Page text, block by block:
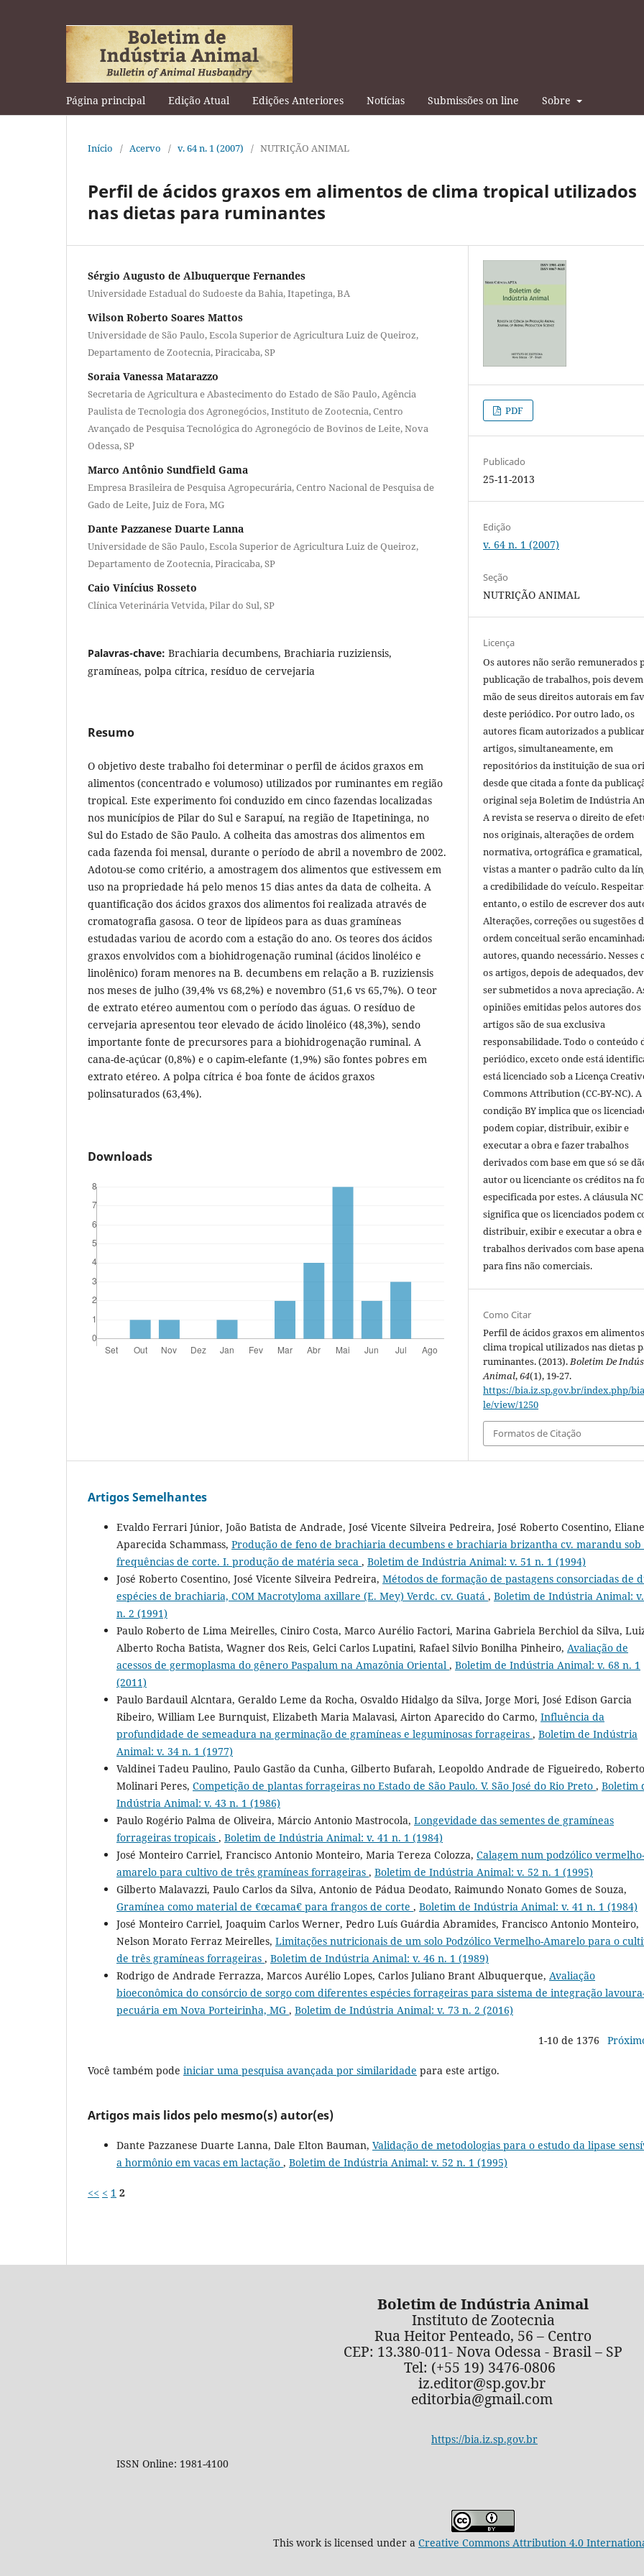
Página principal Edição Atual Edições Anteriores Notícias Submissões on line Sobre
Início / Acervo / v. 64 n. 1 (2007) / NUTRIÇÃO ANIMAL
Perfil de ácidos graxos em alimentos de clima tropical utilizados
nas dietas para ruminantes
Sérgio Augusto de Albuquerque Fernandes
Universidade Estadual do Sudoeste da Bahia, Itapetinga, BA
Wilson Roberto Soares Mattos
Universidade de São Paulo, Escola Superior de Agricultura Luiz de Queiroz,
Departamento de Zootecnia, Piracicaba, SP
Soraia Vanessa Matarazzo
Secretaria de Agricultura e Abastecimento do Estado de São Paulo, Agência
Paulista de Tecnologia dos Agronegócios, Instituto de Zootecnia, Centro
Avançado de Pesquisa Tecnológica do Agronegócio de Bovinos de Leite, Nova
Odessa, SP
Marco Antônio Sundfield Gama
Empresa Brasileira de Pesquisa Agropecurária, Centro Nacional de Pesquisa de
Gado de Leite, Juiz de Fora, MG
Dante Pazzanese Duarte Lanna
Universidade de São Paulo, Escola Superior de Agricultura Luiz de Queiroz,
Departamento de Zootecnia, Piracicaba, SP
Caio Vinícius Rosseto
Clínica Veterinária Vetvida, Pilar do Sul, SP
Palavras-chave: Brachiaria decumbens, Brachiaria ruziziensis,
gramíneas, polpa cítrica, resíduo de cervejaria
Resumo
O objetivo deste trabalho foi determinar o perfil de ácidos graxos em
alimentos (concentrado e volumoso) utilizados por ruminantes em região
tropical. Este experimento foi conduzido em cinco fazendas localizadas
nos municípios de Pilar do Sul e Sarapuí, na região de Itapetininga, no
Sul do Estado de São Paulo. A colheita das amostras dos alimentos em
cada fazenda foi mensal, durante o período de abril a novembro de 2002.
Adotou-se como critério, a amostragem dos alimentos que estivessem em
uso na propriedade há pelo menos 15 dias antes da data de colheita. A
quantificação dos ácidos graxos dos alimentos foi realizada através de
cromatografia gasosa. O teor de lipídeos para as duas gramíneas
estudadas variou de acordo com a estação do ano. Os teores dos ácidos
graxos envolvidos com a biohidrogenação ruminal (ácidos linoléico e
linolênico) foram menores na B. decumbens em relação a B. ruziziensis
nos meses de julho (39,4% vs 68,2%) e novembro (51,6 vs 65,7%). O teor
de extrato etéreo aumentou com o período das águas. O resíduo de
cervejaria apresentou teor elevado de ácido linoléico (48,3%), sendo
importante fonte de precursores para a biohidrogenação ruminal. A
cana-de-açúcar (0,8%) e o capim-elefante (1,9%) são fontes pobres em
extrato etéreo. A polpa cítrica é boa fonte de ácidos graxos
polinsaturados (63,4%).
Downloads
PDF
Publicado
25-11-2013
Edição
v. 64 n. 1 (2007)
Seção
NUTRIÇÃO ANIMAL
Licença
Os autores não serão remunerados
publicação de trabalhos, pois
mão de seus direitos autorais em
deste periódico. Por outro lado, os
autores ficam autorizados a
artigos, simultaneamente, em
repositórios da instituição de sua
desde que citada a fonte da
original seja Boletim de Indústria
A revista se reserva o direito de
nos originais, alterações de ordem
normativa, ortográfica e gramatical,
vistas a manter o padrão culto da
a credibilidade do veículo.
entanto, o estilo de escrever dos
Alterações, correções ou sugestões
ordem conceitual serão
autores, quando necessário. Nesses
os artigos, depois de adequados,
ser submetidos a nova apreciação.
opiniões emitidas pelos autores dos
artigos são de sua exclusiva
responsabilidade. Todo o conteúdo
periódico, exceto onde está
está licenciado sob a Licença
Commons Attribution (CC-BY-NC). A
condição BY implica que os
podem copiar, distribuir, exibir e
executar a obra e fazer trabalhos
derivados com base em que só se
autor ou licenciante os créditos na
especificada por estes. A cláusula NC
significa que os licenciados podem
distribuir, exibir e executar a obra
trabalhos derivados com base
para fins não comerciais.
Como Citar
Perfil de ácidos graxos em
clima tropical utilizados nas dietas
ruminantes. (2013).Boletim De
Animal,64(1), 19-27.
https://bia.iz.sp.gov.br/index.php/
le/view/1250
Formatos de Citação
Artigos Semelhantes
Evaldo Ferrari Júnior, João Batista de Andrade, José Vicente Silveira Pedreira, José Roberto Cosentino, Eliane
Aparecida Schammass, Produção de feno de brachiaria decumbens e brachiaria brizantha cv. marandu sob
frequências de corte. I. produção de matéria seca , Boletim de Indústria Animal: v. 51 n. 1 (1994)
José Roberto Cosentino, José Vicente Silveira Pedreira, Métodos de formação de pastagens consorciadas de
espécies de brachiaria, COM Macrotyloma axillare (E. Mey) Verdc. cv. Guatá , Boletim de Indústria Animal:
n. 2 (1991)
Paulo Roberto de Lima Meirelles, Ciniro Costa, Marco Aurélio Factori, Marina Gabriela Berchiol da Silva,
Alberto Rocha Batista, Wagner dos Reis, Gelci Carlos Lupatini, Rafael Silvio Bonilha Pinheiro, Avaliação de
acessos de germoplasma do gênero Paspalum na Amazônia Oriental , Boletim de Indústria Animal: v. 68 n. 1
(2011)
Paulo Bardauil Alcntara, Geraldo Leme da Rocha, Osvaldo Hidalgo da Silva, Jorge Mori, José Edison Garcia
Ribeiro, William Lee Burnquist, Elizabeth Maria Malavasi, Airton Aparecido do Carmo, Influência da
profundidade de semeadura na germinação de gramíneas e leguminosas forrageiras , Boletim de Indústria
Animal: v. 34 n. 1 (1977)
Valdinei Tadeu Paulino, Paulo Gastão da Cunha, Gilberto Bufarah, Leopoldo Andrade de Figueiredo, Roberto
Molinari Peres, Competição de plantas forrageiras no Estado de São Paulo. V. São José do Rio Preto , Boletim
Indústria Animal: v. 43 n. 1 (1986)
Paulo Rogério Palma de Oliveira, Márcio Antonio Mastrocola, Longevidade das sementes de gramíneas
forrageiras tropicais , Boletim de Indústria Animal: v. 41 n. 1 (1984)
José Monteiro Carriel, Francisco Antonio Monteiro, Maria Tereza Colozza, Calagem num podzólico vermelho-
amarelo para cultivo de três gramíneas forrageiras , Boletim de Indústria Animal: v. 52 n. 1 (1995)
Gilberto Malavazzi, Paulo Carlos da Silva, Antonio de Pádua Deodato, Raimundo Nonato Gomes de Souza,
Gramínea como material de €œcama€ para frangos de corte , Boletim de Indústria Animal: v. 41 n. 1 (1984)
José Monteiro Carriel, Joaquim Carlos Werner, Pedro Luís Guárdia Abramides, Francisco Antonio Monteiro,
Nelson Morato Ferraz Meirelles, Limitações nutricionais de um solo Podzólico Vermelho-Amarelo para o
de três gramíneas forrageiras , Boletim de Indústria Animal: v. 46 n. 1 (1989)
Rodrigo de Andrade Ferrazza, Marcos Aurélio Lopes, Carlos Juliano Brant Albuquerque, Avaliação
bioeconômica do consórcio de sorgo com diferentes espécies forrageiras para sistema de integração
pecuária em Nova Porteirinha, MG , Boletim de Indústria Animal: v. 73 n. 2 (2016)
1-10 de 1376
Você também pode iniciar uma pesquisa avançada por similaridade para este artigo.
Artigos mais lidos pelo mesmo(s) autor(es)
Dante Pazzanese Duarte Lanna, Dale Elton Bauman, Validação de metodologias para o estudo da lipase
a hormônio em vacas em lactação , Boletim de Indústria Animal: v. 52 n. 1 (1995)
<< < 1 2
Boletim de Indústria Animal
Instituto de Zootecnia
Rua Heitor Penteado, 56 – Centro
CEP: 13.380-011- Nova Odessa - Brasil – SP
Tel: (+55 19) 3476-0806
iz.editor@sp.gov.br
editorbia@gmail.com
https://bia.iz.sp.gov.br
ISSN Online: 1981-4100
This work is licensed under a Creative Commons Attribution 4.0